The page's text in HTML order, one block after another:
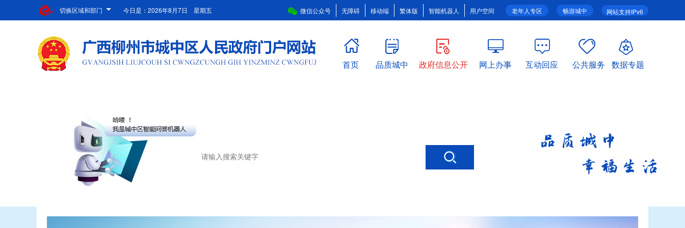
切换区域和部门 网站支持IPv6
畅游城中
老年人专区
微信公众号 无障碍 移动端 繁体版 智能机器人 用户空间
今日是： 2026年8月7日 星期五
首页 品质城中 政府信息公开 网上办事 互动回应 公共服务 数据专题